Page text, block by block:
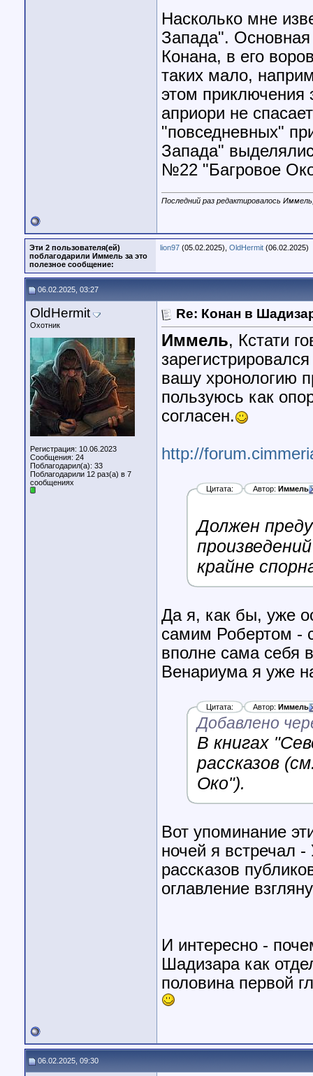
Насколько мне
Запада".
Конана, в его
таких мало,
этом
априори не
"повседневных"
Запада"
№22 "Багровое
Последний раз редактировалось
Эти 2 пользователя(ей)
поблагодарили Иммель за это
полезное сообщение:
lion97 (05.02.2025), OldHermit (06.02.2025)
06.02.2025, 03:27
OldHermit
Охотник
Регистрация: 10.06.2023
Сообщения: 24
Поблагодарил(а): 33
Поблагодарили 12 раз(а) в 7
сообщениях
Re: Конан в
Иммель, Кстати
вашу хронологию
пользуюсь как
согласен.
http://
Цитата: Автор: Иммель
Должен
крайне
Да я, как бы, уже
самим Робертом -
вполне сама себя
Венариума я уже
Цитата: Автор: Иммель
Добавлено
В книгах
рассказов
Око").
Вот упоминание
ночей я встречал
рассказов
оглавление
И интересно -
Шадизара как
половина первой
06.02.2025, 09:30